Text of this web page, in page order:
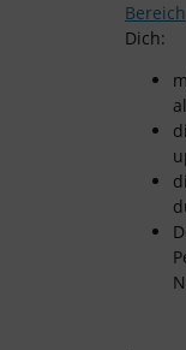
Bereich
Dich: